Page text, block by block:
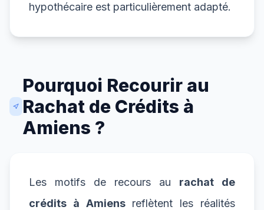
hypothécaire est particulièrement adapté.
Pourquoi Recourir au
Rachat de Crédits à
Amiens ?
Les motifs de recours au rachat de
crédits à Amiensreflètent les réalités